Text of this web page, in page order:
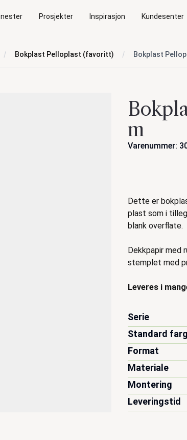
Prosjekter Inspirasjon Kundesenter
Bokplast Pelloplast (favoritt) Bokplast
m
Varenummer:
Dette er
plast som i
blank overflate.
Dekkpapir med
stemplet med
Leveres i
Serie
Standard
Format
Materiale
Montering
Leveringstid